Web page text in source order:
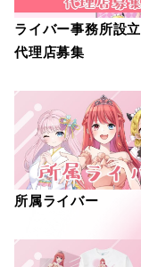
ライバー事務所設立
代理店募集
所属ライバー